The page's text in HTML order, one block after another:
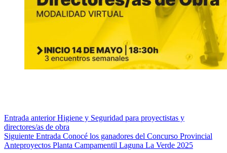
Entrada anteriorHigiene y Seguridad para proyectistas y
directores/as de obra
Siguiente Entrada Conocé los ganadores del Concurso Provincial
Anteproyectos Planta Campamentil Laguna La Verde 2025